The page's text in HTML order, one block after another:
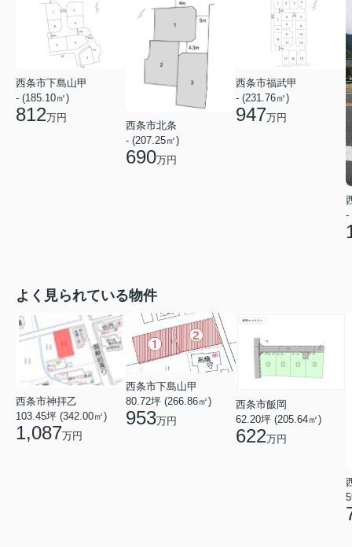
西条市下島山甲
- (185.10㎡)
812万円
西条市北条
- (207.25㎡)
690万円
西条市福武甲
- (231.76㎡)
947万円
-
よく見られている物件
西条市神拝乙
103.45坪 (342.00㎡)
1,087万円
西条市下島山甲
80.72坪 (266.86㎡)
953万円
西条市飯岡
62.20坪 (205.64㎡)
622万円